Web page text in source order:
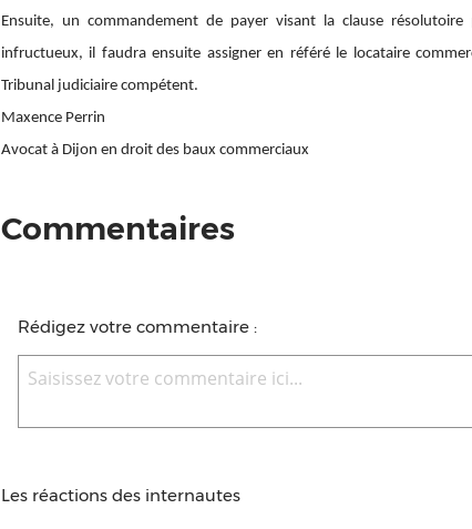
Ensuite, un commandement de payer visant la clause
infructueux, il faudra ensuite assigner en référé le locataire
Tribunal judiciaire compétent.
Maxence Perrin
Avocat à Dijon en droit des baux commerciaux
Commentaires
Rédigez votre commentaire :
Les réactions des internautes